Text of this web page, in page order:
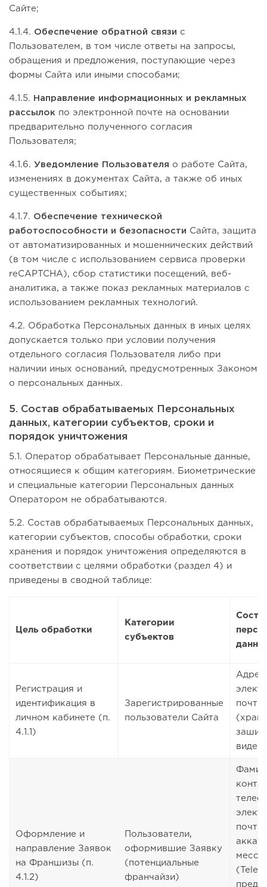
Сайте;
4.1.4. Обеспечение обратной связи с
Пользователем, в том числе ответы на запросы,
обращения и предложения, поступающие через
формы Сайта или иными способами;
4.1.5.
Направление информационных и рекламных
рассылок по электронной почте на основании
предварительно полученного согласия
Пользователя;
4.1.6. Уведомление Пользователя о работе Сайта,
изменениях в документах Сайта, а также об иных
существенных событиях;
4.1.7. Обеспечение технической
работоспособности и безопасности Сайта, защита
от автоматизированных и мошеннических действий
(в том числе с использованием сервиса проверки
reCAPTCHA), сбор статистики посещений, веб-
аналитика, а также показ рекламных материалов с
использованием рекламных технологий.
4.2. Обработка Персональных данных в иных целях
допускается только при условии получения
отдельного согласия Пользователя либо при
наличии иных оснований, предусмотренных Законом
о персональных данных.
5. Состав обрабатываемых Персональных
данных, категории субъектов, сроки и
порядок уничтожения
5.1. Оператор обрабатывает Персональные данные,
относящиеся к общим категориям. Биометрические
и специальные категории Персональных данных
Оператором не обрабатываются.
5.2. Состав обрабатываемых Персональных данных,
категории субъектов, способы обработки, сроки
хранения и порядок уничтожения определяются в
соответствии с целями обработки (раздел 4) и
приведены в сводной таблице:
Цель обработки
Категории
субъектов
Регистрация и
идентификация в
личном кабинете (п.
4.1.1)
Зарегистрированные
пользователи Сайта
Адрес
виде)
Оформление и
направление Заявок
на Франшизы (п.
4.1.2)
Пользователи,
оформившие Заявку
(потенциальные
франчайзи)